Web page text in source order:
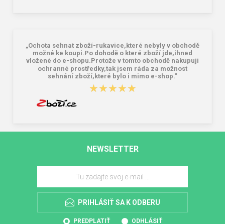
„Ochota sehnat zboží-rukavice,které nebyly v obchodě
možné ke koupi.Po dohodě o které zboží jde,ihned
vložené do e-shopu.Protože v tomto obchodě nakupuji
ochranné prostředky,tak jsem ráda za možnost
sehnání zboží,které bylo i mimo e-shop.“
★★★★★
★★★★★
NEWSLETTER
PRIHLÁSIŤ SA K ODBERU
PREDPLATIŤ ODHLÁSIŤ